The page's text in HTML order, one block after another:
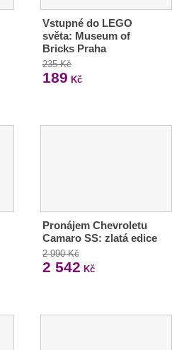
Vstupné do LEGO
světa: Museum of
Bricks Praha
235 Kč
189 Kč
Pronájem Chevroletu
Camaro SS: zlatá edice
2 990 Kč
2 542 Kč